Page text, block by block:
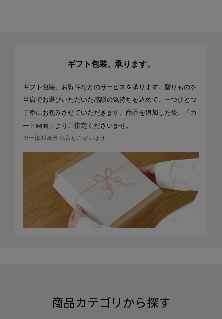
ギフト包装、承ります。
ギフト包装、お熨斗などのサービスを承ります。贈りものを
当店でお選びいただいた感謝の気持ちを込めて、一つひとつ
丁寧にお包みさせていただきます。商品を追加した後、「カ
ート画面」よりご指定くださいませ。
※一部対象外商品もございます
商品カテゴリから探す